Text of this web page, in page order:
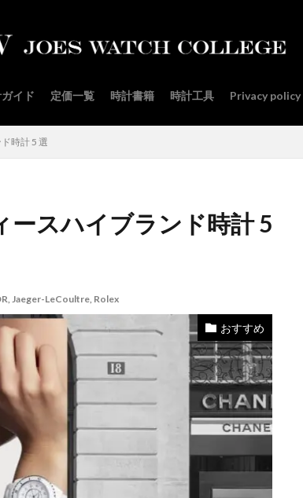
イド 定価一覧 時計書籍 時計工具 Privacy policy
時計 5 選
ースハイブランド時計 5
, Jaeger-LeCoultre, Rolex
おすすめ